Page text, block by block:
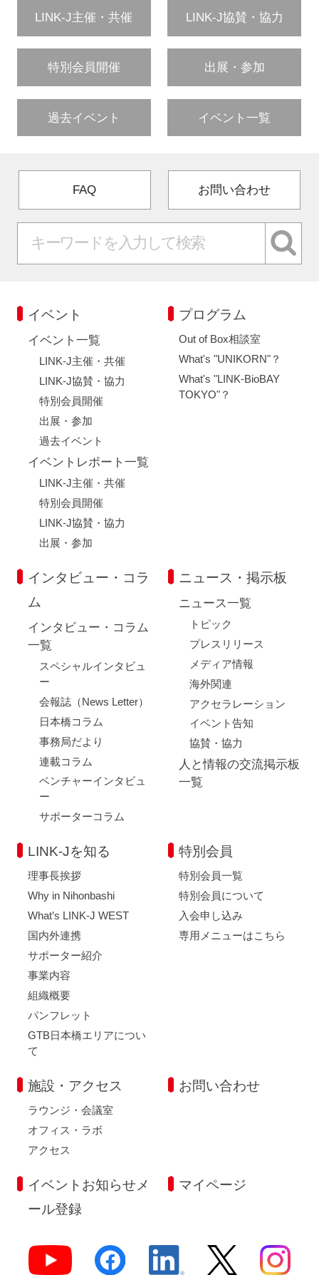
LINK-J主催・共催 LINK-J協賛・協力
特別会員開催 出展・参加
過去イベント イベント一覧
FAQ お問い合わせ
イベント
イベント一覧
LINK-J主催・共催
LINK-J協賛・協力
特別会員開催
出展・参加
過去イベント
イベントレポート一覧
LINK-J主催・共催
特別会員開催
LINK-J協賛・協力
出展・参加
プログラム
Out of Box相談室
What's "UNIKORN"？
What's "LINK-BioBAY
TOKYO"？
インタビュー・コラ
ム
インタビュー・コラム
一覧
スペシャルインタビュ
ー
会報誌（News Letter）
日本橋コラム
事務局だより
連載コラム
ベンチャーインタビュ
ー
サポーターコラム
ニュース・掲示板
ニュース一覧
トピック
プレスリリース
メディア情報
海外関連
アクセラレーション
イベント告知
協賛・協力
人と情報の交流掲示板
一覧
LINK-Jを知る
理事長挨拶
Why in Nihonbashi
What’s LINK-J WEST
国内外連携
サポーター紹介
事業内容
組織概要
パンフレット
GTB日本橋エリアについ
て
特別会員
特別会員一覧
特別会員について
入会申し込み
専用メニューはこちら
施設・アクセス
ラウンジ・会議室
オフィス・ラボ
アクセス
お問い合わせ
イベントお知らせメ
ール登録
マイページ